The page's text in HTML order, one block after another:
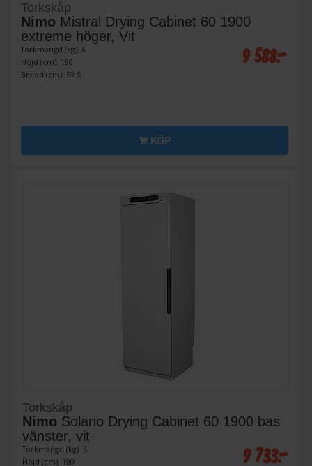
Torkskåp
Nimo Mistral Drying Cabinet 60 1900
extreme höger, Vit
Torkmängd (kg): 6
Höjd (cm): 190
Bredd (cm): 59.5
9 588:-
KÖP
Torkskåp
Nimo Solano Drying Cabinet 60 1900 bas
vänster, vit
Torkmängd (kg): 6
Höjd (cm): 190
9 733:-